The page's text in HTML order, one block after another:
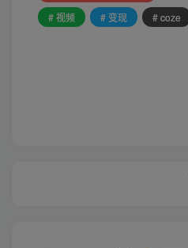
# 视频
# 变现 # coze